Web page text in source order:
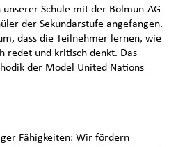
Schule mit der Bolmun-AG
der Sekundarstufe angefangen.
dass die Teilnehmer lernen, wie
redet und kritisch denkt. Das
der Model United Nations
Fähigkeiten: Wir fördern